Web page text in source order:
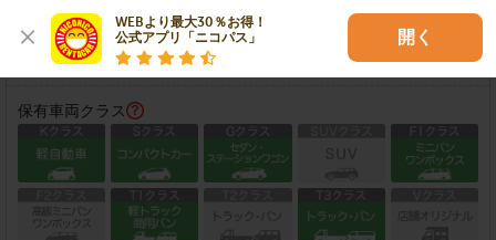
WEBより最大30％お得！
公式アプリ「ニコパス」
開く
この店舗で予約する
保有車両クラス